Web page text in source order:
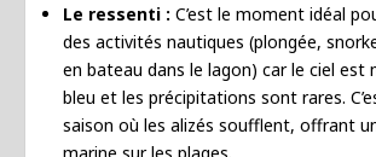
Le ressenti : C’est le moment idéal
des activités nautiques (plongée,
en bateau dans le lagon) car le ciel
bleu et les précipitations sont rares.
saison où les alizés soufflent, offrant